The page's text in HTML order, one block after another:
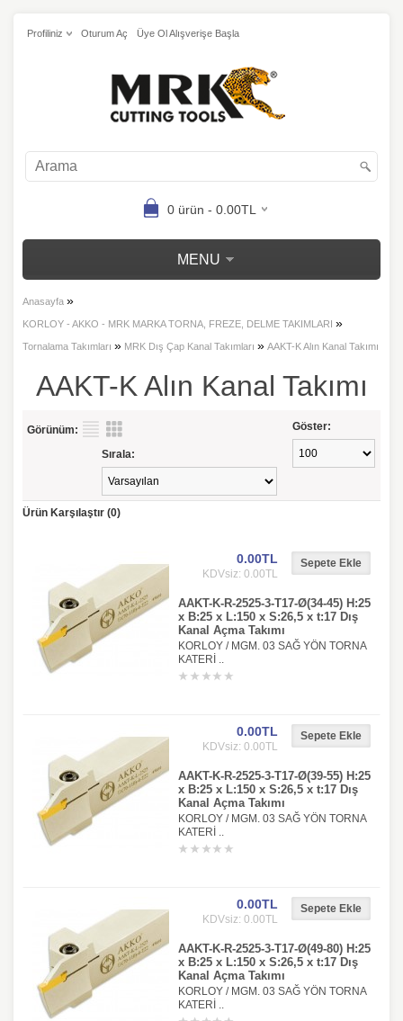
Profiliniz Oturum Aç Üye Ol Alışverişe Başla
0 ürün - 0.00TL
MENU
Anasayfa »
KORLOY - AKKO - MRK MARKA TORNA, FREZE, DELME TAKIMLARI »
Tornalama Takımları » MRK Dış Çap Kanal Takımları » AAKT-K Alın Kanal Takımı
AAKT-K Alın Kanal Takımı
Görünüm: Göster:
Sırala:
Ürün Karşılaştır (0)
0.00TL
KDVsiz: 0.00TL
AAKT-K-R-2525-3-T17-Ø(34-45) H:25
x B:25 x L:150 x S:26,5 x t:17 Dış
Kanal Açma Takımı
KORLOY / MGM. 03 SAĞ YÖN TORNA
KATERİ ..
0.00TL
KDVsiz: 0.00TL
AAKT-K-R-2525-3-T17-Ø(39-55) H:25
x B:25 x L:150 x S:26,5 x t:17 Dış
Kanal Açma Takımı
KORLOY / MGM. 03 SAĞ YÖN TORNA
KATERİ ..
0.00TL
KDVsiz: 0.00TL
AAKT-K-R-2525-3-T17-Ø(49-80) H:25
x B:25 x L:150 x S:26,5 x t:17 Dış
Kanal Açma Takımı
KORLOY / MGM. 03 SAĞ YÖN TORNA
KATERİ ..